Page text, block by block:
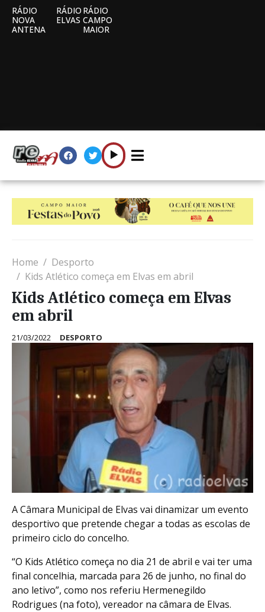
RÁDIO
NOVA
ANTENA
RÁDIO
ELVAS
RÁDIO
CAMPO
MAIOR
Home
Desporto
Kids Atlético começa em Elvas em abril
Kids Atlético começa em Elvas
em abril
21/03/2022 DESPORTO
A Câmara Municipal de Elvas vai dinamizar um evento
desportivo que pretende chegar a todas as escolas de
primeiro ciclo do concelho.
“O Kids Atlético começa no dia 21 de abril e vai ter uma
final concelhia, marcada para 26 de junho, no final do
ano letivo”, como nos referiu Hermenegildo
Rodrigues (na foto), vereador na câmara de Elvas.